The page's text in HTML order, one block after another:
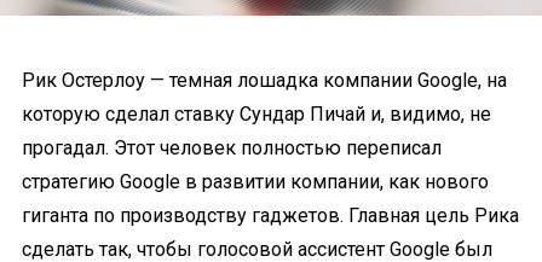
Рик Остерлоу — темная лошадка компании Google, на
которую сделал ставку Сундар Пичай и, видимо, не
прогадал. Этот человек полностью переписал
стратегию Google в развитии компании, как нового
гиганта по производству гаджетов. Главная цель Рика
сделать так, чтобы голосовой ассистент Google был